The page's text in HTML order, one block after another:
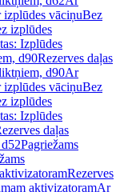
izplūdes vāciņuBez
izplūdes
Izplūdes
d90Rezerves daļas
d90Ar
izplūdes vāciņuBez
izplūdes
Izplūdes
daļas
Pagriežams
Rezerves
aktivizatoramAr